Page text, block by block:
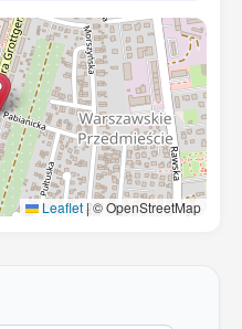
Leaflet|© OpenStreetMap